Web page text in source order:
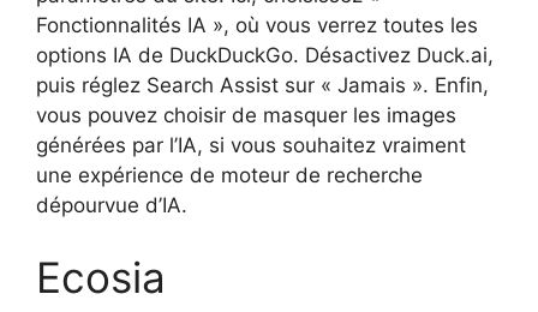
Fonctionnalités IA », où vous verrez toutes les
options IA de DuckDuckGo. Désactivez Duck.ai,
puis réglez Search Assist sur « Jamais ». Enfin,
vous pouvez choisir de masquer les images
générées par l’IA, si vous souhaitez vraiment
une expérience de moteur de recherche
dépourvue d’IA.
Ecosia